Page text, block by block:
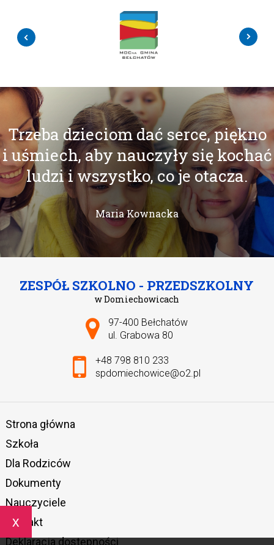
x
Trzeba dzieciom dać serce, piękno
i uśmiech, aby nauczyły się kochać
ludzi i wszystko, co je otacza.
Maria Kownacka
ZESPÓŁ SZKOLNO - PRZEDSZKOLNY
w Domiechowicach
Adres pocztowy:
97-400 Bełchatów
ul. Grabowa 80
+48 798 810 233
spdomiechowice@o2.pl
Strona główna
Szkoła
Dla Rodziców
Dokumenty
Nauczyciele
Kontakt
Deklaracja dostępności